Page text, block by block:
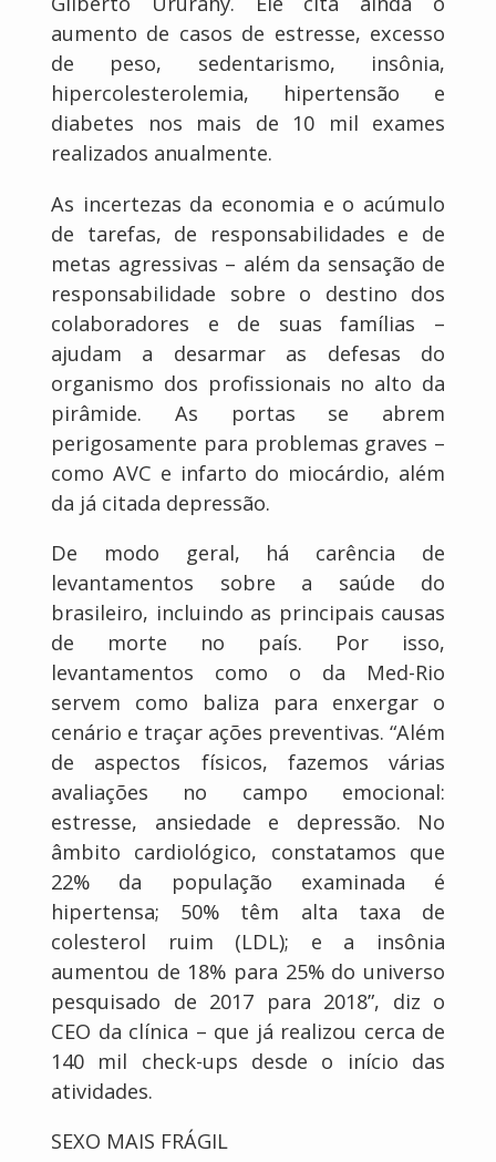
aumento de casos de estresse, excesso
de peso, sedentarismo, insônia,
hipercolesterolemia, hipertensão e
diabetes nos mais de 10 mil exames
realizados anualmente.
As incertezas da economia e o acúmulo
de tarefas, de responsabilidades e de
metas agressivas – além da sensação de
responsabilidade sobre o destino dos
colaboradores e de suas famílias –
ajudam a desarmar as defesas do
organismo dos profissionais no alto da
pirâmide. As portas se abrem
perigosamente para problemas graves –
como AVC e infarto do miocárdio, além
da já citada depressão.
De modo geral, há carência de
levantamentos sobre a saúde do
brasileiro, incluindo as principais causas
de morte no país. Por isso,
levantamentos como o da Med-Rio
servem como baliza para enxergar o
cenário e traçar ações preventivas. “Além
de aspectos físicos, fazemos várias
avaliações no campo emocional:
estresse, ansiedade e depressão. No
âmbito cardiológico, constatamos que
22% da população examinada é
hipertensa; 50% têm alta taxa de
colesterol ruim (LDL); e a insônia
aumentou de 18% para 25% do universo
pesquisado de 2017 para 2018”, diz o
CEO da clínica – que já realizou cerca de
140 mil check-ups desde o início das
atividades.
SEXO MAIS FRÁGIL